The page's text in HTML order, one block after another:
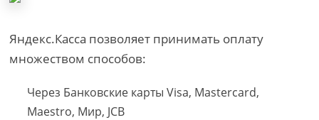
Яндекс.Касса позволяет принимать оплату
множеством способов:
Через Банковские карты Visa, Mastercard,
Maestro, Мир, JCB